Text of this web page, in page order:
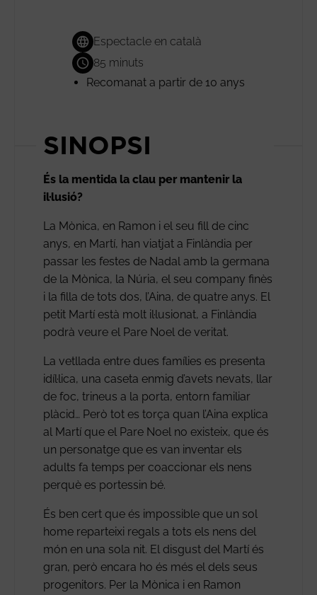
Espectacle en català
85 minuts
Recomanat a partir de 10 anys
SINOPSI
És la mentida la clau per mantenir la
il·lusió?
La Mònica, en Ramon i el seu fill de cinc
anys, en Martí, han viatjat a Finlàndia per
passar les festes de Nadal amb la germana
de la Mònica, la Núria, el seu company finès
i la filla de tots dos, l’Aina, de quatre anys. El
petit Martí està molt il·lusionat, a Finlàndia
podrà veure el Pare Noel de veritat.
La vetllada entre dues famílies es presenta
idíl·lica, una caseta enmig d’avets nevats, llar
de foc, trineus a la porta, entorn familiar
plàcid… Però tot es torça quan l’Aina explica
al Martí que el Pare Noel no existeix, que és
un personatge que es van inventar els
adults fa temps per coaccionar els nens
perquè es portessin bé.
És ben cert que és impossible que un sol
home reparteixi regals a tots els nens del
món en una sola nit. El disgust del Martí és
gran, però encara ho és més el dels seus
progenitors. Per la Mònica i en Ramon